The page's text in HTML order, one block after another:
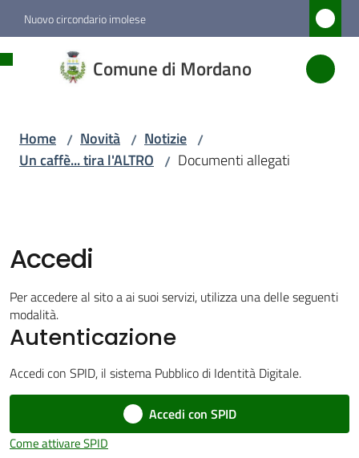
Vai al contenuto
Vai alla navigazione
Vai al footer
Nuovo circondario imolese
Comune di Mordano
di
Servizi
Vivere
Home / Novità / Notizie /
Un caffè... tira l'ALTRO / Documenti allegati
Accedi
Per accedere al sito a ai suoi servizi, utilizza una delle seguenti
modalità.
Autenticazione
Accedi con SPID, il sistema Pubblico di Identità Digitale.
Accedi con SPID
Come attivare SPID